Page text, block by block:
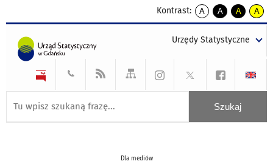
Kontrast:
A
kontrast
A
kontrast
tekst
czarnym
A
kontrast
tekst
czarnym
A
tekst
żółtym
Urzędy Statystyczne
Dla mediów